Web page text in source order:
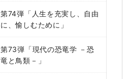
第74弾「人生を充実し、自由
に、愉しむために」
第73弾「現代の恐竜学 －恐
竜と鳥類－」